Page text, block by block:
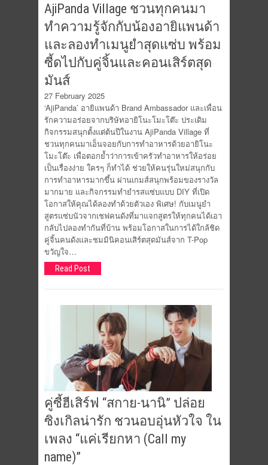
AjiPanda Village ชวนทุกคนมา
ทำความรู้จักกับน้องอายิแพนด้า
และลองทำเมนูยำสุดแซ่บ พร้อม
ซี้ดไปกับคู่จิ้นและคอนเสิร์ตสุด
มันส์
27 February 2025
‘AjiPanda’ อายิแพนด้า Brand Ambassador และเพื่อน
รักความอร่อยจากบริษัทอายิโนะโมะโต๊ะ ประเดิม
กิจกรรมสนุกตั้งแต่ต้นปีในงาน AjiPanda Village ที่
ชวนทุกคนมาเอ็นจอยกับการทำอาหารด้วยอายิโนะ
โมะโต๊ะ เพื่อตอกย้ำว่าการเข้าครัวทำอาหารให้อร่อย
เป็นเรื่องง่าย ใครๆ ก็ทำได้ ช่วยให้คนรุ่นใหม่สนุกกับ
การทำอาหารมากขึ้น ผ่านเกมส์สนุกพร้อมของรางวัล
มากมาย และกิจกรรมทำยำรสแซ่บแบบ DIY ที่เปิด
โอกาสให้คุณได้ลองทำด้วยตัวเอง พิเศษ! กับเมนูยำ
สูตรแซ่บนัวจากเชฟคนดังที่มาแจกสูตรให้ทุกคนได้เอา
กลับไปลองทำกันที่บ้าน พร้อมโอกาสในการได้ใกล้ชิด
คู่จิ้นคนดังและชมมินิคอนเสิร์ตสุดมันส์จาก T-Pop
ขวัญใจ…
Read Post
คู่ซี้ฮีเสิร์ฟ “สกาย-นานิ” ปล่อย
ซิงเกิลน่ารัก ชวนอบอุ่นหัวใจ ใน
เพลง “แค่เรียกหา (Call my
name)”